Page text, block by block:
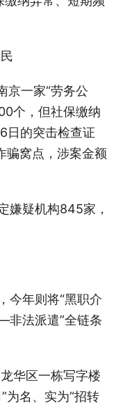
京一家“劳务公
个，但社保缴纳
日的突击检查证
骗窝点，涉案金额
嫌疑机构845家，
今年则将“黑职介
法派遣”全链条
华区一栋写字楼
为名、实为“招转